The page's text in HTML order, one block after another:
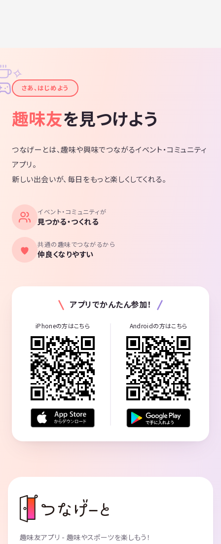
✦
✧
さあ、はじめよう
趣味友を見つけよう
つなげーとは、趣味や興味でつながるイベント・コミュニティ
アプリ。
新しい出会いが、毎日をもっと楽しくしてくれる。
イベント・コミュニティが
見つかる・つくれる
共通の趣味でつながるから
仲良くなりやすい
アプリでかんたん参加！
iPhoneの方はこちら Androidの方はこちら
趣味友アプリ - 趣味やスポーツを楽しもう！